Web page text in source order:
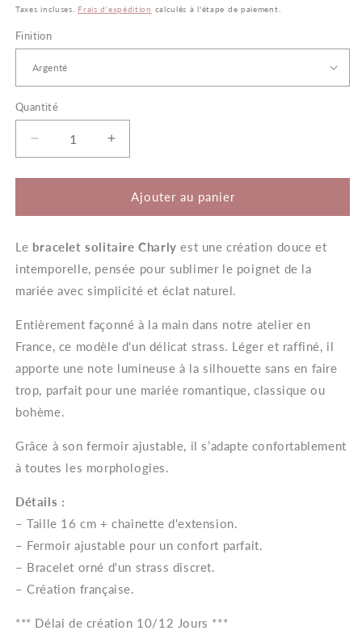
habituel
Taxes incluses. Frais d'expédition calculés à l'étape de paiement.
Finition
Quantité
Quantité
Réduire
la
quantité
Charly
Bracelet
Mariée
Solitaire
Augmenter
la
quantité
Charly
Bracelet
Mariée
Solitaire
Ajouter au panier
Le bracelet solitaire Charlyest une création douce et
intemporelle, pensée pour sublimer le poignet de la
mariée avec simplicité et éclat naturel.
Entièrement façonné à la main dans notre atelier en
France, ce modèle d'un délicat strass. Léger et raffiné, il
apporte une note lumineuse à la silhouette sans en faire
trop, parfait pour une mariée romantique, classique ou
bohème.
Grâce à son fermoir ajustable, il s’adapte confortablement
à toutes les morphologies.
Détails :
– Taille 16 cm + chainette d'extension.
– Fermoir ajustable pour un confort parfait.
– Bracelet orné d'un strass discret.
– Création française.
*** Délai de création 10/12 Jours ***